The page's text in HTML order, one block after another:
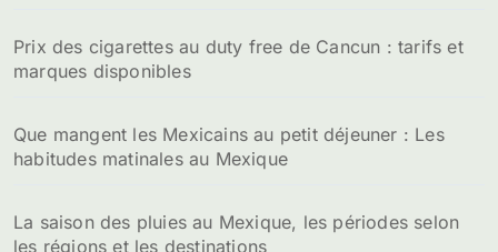
Prix des cigarettes au duty free de Cancun : tarifs et
marques disponibles
Que mangent les Mexicains au petit déjeuner : Les
habitudes matinales au Mexique
La saison des pluies au Mexique, les périodes selon
les régions et les destinations